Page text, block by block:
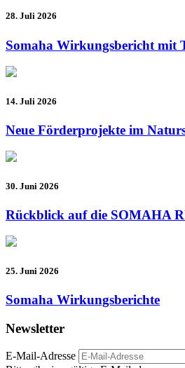
28. Juli 2026
Somaha Wirkungsbericht mit
14. Juli 2026
Neue Förderprojekte im
30. Juni 2026
Rückblick auf die SOMAHA
25. Juni 2026
Somaha Wirkungsberichte
Newsletter
E-Mail-Adresse